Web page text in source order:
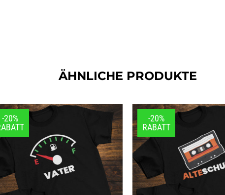
% Baumwolle, 15 % Viskose; Ash: 99 % Baumwolle, 1 % Viskose)
ÄHNLICHE PRODUKTE
-20%
-20%
RABATT